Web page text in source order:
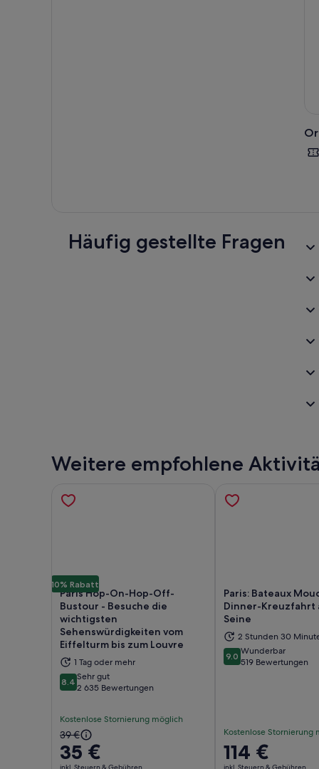
Häufig gestellte Fragen
Weitere empfohlene
10% Rabatt
Paris Hop-On-Hop-Off-
Bustour - Besuche die
wichtigsten
Sehenswürdigkeiten vom
Eiffelturm bis zum Louvre
1 Tag oder mehr
8.48.4 von 10
Sehr gut
2 635 Bewertungen
Kostenlose Stornierung möglich
Der
vorherige
Preis
39 €
35 €
Wird in einem neuen Tab geöffnet
Paris: Bateaux
Dinner-Kreuzfahrt
Seine
2 Stunden 30
9.09.0 von 10
Wunderbar
519 Bewertungen
Kostenlose Stornierung
Der
Preis
114 €